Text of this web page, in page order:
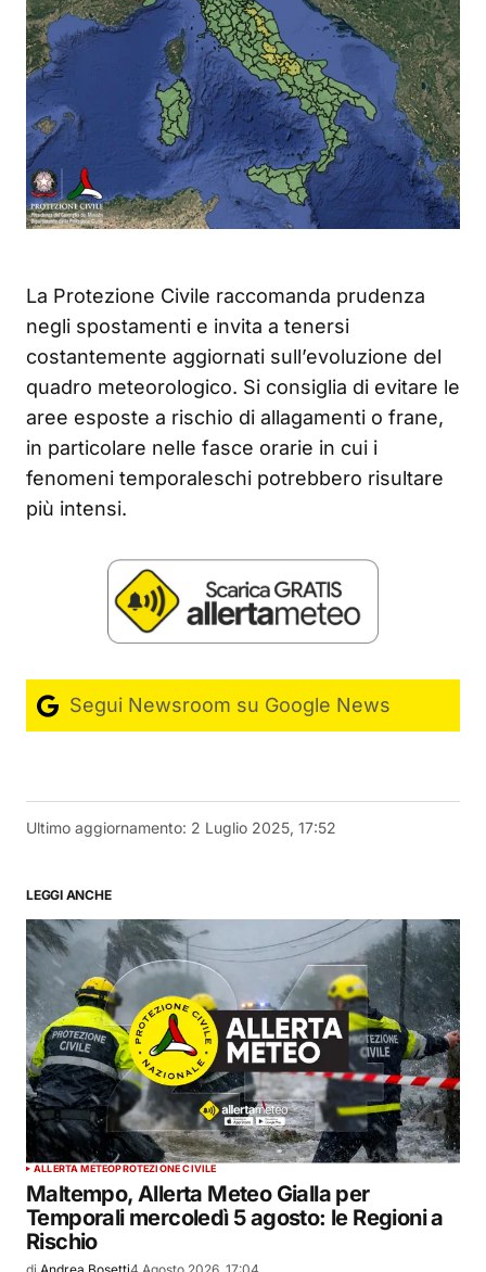
La Protezione Civile raccomanda prudenza
negli spostamenti e invita a tenersi
costantemente aggiornati sull’evoluzione del
quadro meteorologico. Si consiglia di evitare le
aree esposte a rischio di allagamenti o frane,
in particolare nelle fasce orarie in cui i
fenomeni temporaleschi potrebbero risultare
più intensi.
Segui Newsroom su Google News
Ultimo aggiornamento: 2 Luglio 2025, 17:52
LEGGI ANCHE
ALLERTA METEOPROTEZIONE CIVILE
Maltempo, Allerta Meteo Gialla per
Temporali mercoledì 5 agosto: le Regioni a
Rischio